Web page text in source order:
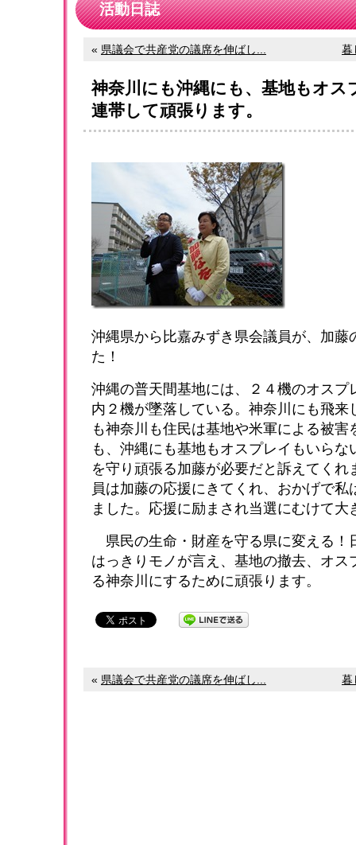
活動日誌
« 県議会で共産党の議席を伸ばし... 暮
神奈川にも沖縄にも、基地もオス
連帯して頑張ります。
沖縄県から比嘉みずき県会議員が、加藤
た！
沖縄の普天間基地には、２４機のオスプ
内２機が墜落している。神奈川にも飛来
も神奈川も住民は基地や米軍による被
も、沖縄にも基地もオスプレイもいら
を守り頑張る加藤が必要だと訴えてくれ
員は加藤の応援にきてくれ、おかげで
ました。応援に励まされ当選にむけて大
県民の生命・財産を守る県に変える！
はっきりモノが言え、基地の撤去、オス
る神奈川にするために頑張ります。
« 県議会で共産党の議席を伸ばし... 暮